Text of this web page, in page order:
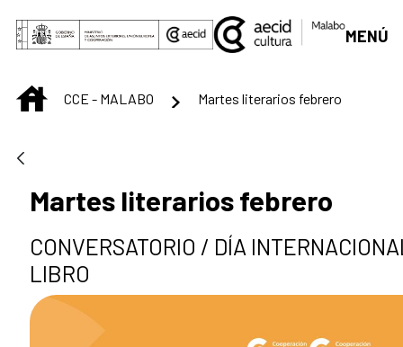
Skip to Main Content
MENÚ
INICIOCCE - MALABO Martes literarios febrero
Martes literarios febrero
CONVERSATORIO / DÍA
LIBRO